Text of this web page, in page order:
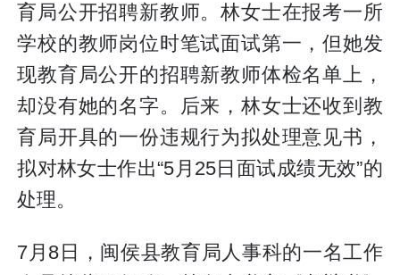
育局公开招聘新教师。林女士在报考一所
学校的教师岗位时笔试面试第一，但她发
现教育局公开的招聘新教师体检名单上，
却没有她的名字。后来，林女士还收到教
育局开具的一份违规行为拟处理意见书，
拟对林女士作出“5月25日面试成绩无效”的
处理。
7月8日，闽侯县教育局人事科的一名工作